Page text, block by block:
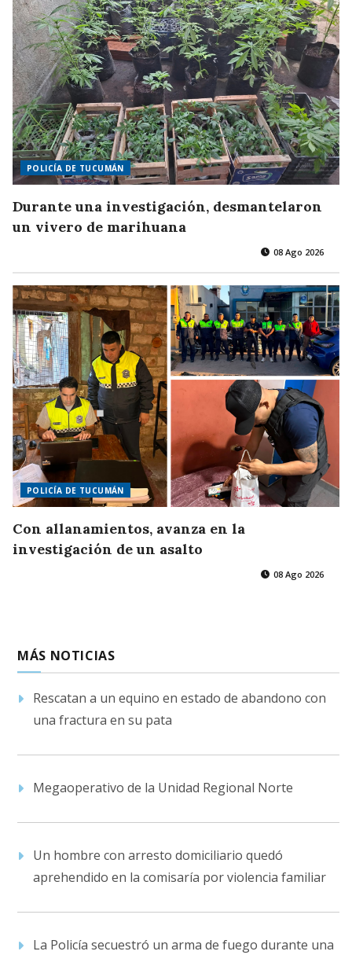
POLICÍA DE TUCUMÁN
Durante una investigación, desmantelaron
un vivero de marihuana
08 Ago 2026
POLICÍA DE TUCUMÁN
Con allanamientos, avanza en la
investigación de un asalto
08 Ago 2026
MÁS NOTICIAS
Rescatan a un equino en estado de abandono con
una fractura en su pata
Megaoperativo de la Unidad Regional Norte
Un hombre con arresto domiciliario quedó
aprehendido en la comisaría por violencia familiar
La Policía secuestró un arma de fuego durante una